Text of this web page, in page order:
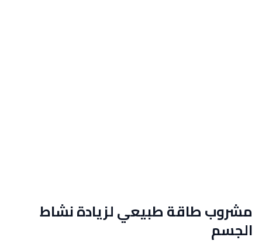
مشروب طاقة طبيعي لزيادة نشاط
الجسم